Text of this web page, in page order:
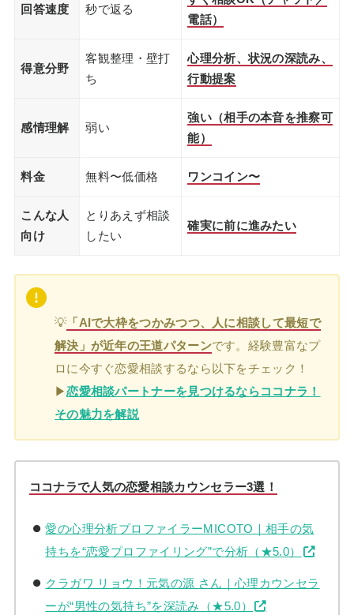
回答速度 秒で返る
電話）
得意分野
客観整理・壁打
ち
心理分析、状況の深読み、
行動提案
感情理解 弱い
強い（相手の本音を推察可
能）
料金 無料〜低価格 ワンコイン〜
こんな人
向け
とりあえず相談
したい
確実に前に進みたい
💡「AIで大枠をつかみつつ、人に相談して最短で
解決」が近年の王道パターンです。経験豊富なプ
ロに今すぐ恋愛相談するなら以下をチェック！
▶恋愛相談パートナーを見つけるならココナラ！
その魅力を解説
ココナラで人気の恋愛相談カウンセラー3選！
愛の心理分析プロファイラーMICOTO｜相手の気
持ちを“恋愛プロファイリング”で分析（★5.0）
クラガワ リョウ！元気の源 さん｜心理カウンセラ
ーが“男性の気持ち”を深読み（★5.0）